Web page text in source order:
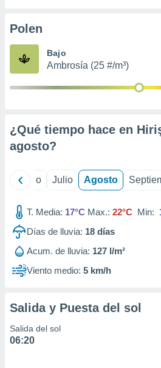
e
mediante
de
1199
Polen
Bajo
Ambrosía (25 #/m³)
¿Qué tiempo hace en
agosto?
Junio Julio Agosto
T. Media: 17°C Max.: 22°C Min:
Días de lluvia: 18 días
Acum. de lluvia: 127 l/m²
Viento medio: 5 km/h
Salida y Puesta del sol
Salida del sol
06:20